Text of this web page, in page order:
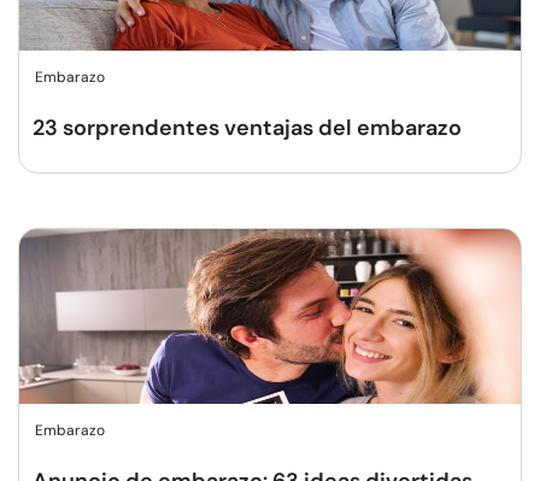
Embarazo
23 sorprendentes ventajas del embarazo
Embarazo